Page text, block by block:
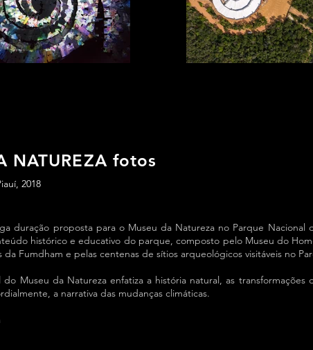
NATUREZA fotos
2018
duração proposta para o Museu da Natureza no Parque Nacional
histórico e educativo do parque, composto pelo Museu do
Fumdham e pelas centenas de sítios arqueológicos visitáveis no
Museu da Natureza enfatiza a história natural, as transformações
a narrativa das mudanças climáticas.